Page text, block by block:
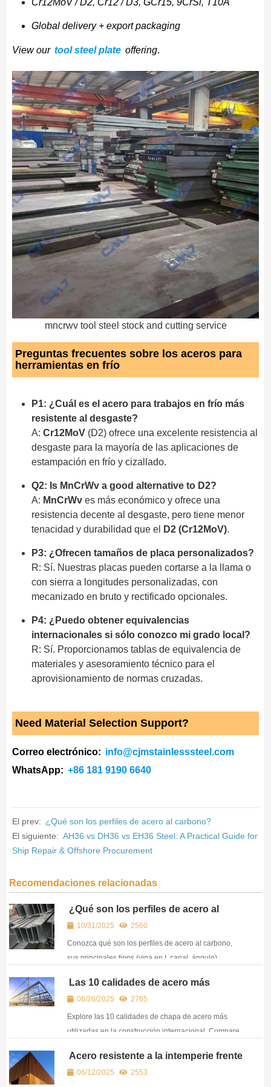
Cr12MoV / D2, Cr12 / D3, GCr15, 9CrSi, T10A
Global delivery + export packaging
View our tool steel plate offering.
mncrwv tool steel stock and cutting service
Preguntas frecuentes sobre los aceros para
herramientas en frío
P1: ¿Cuál es el acero para trabajos en frío más
resistente al desgaste?
A: Cr12MoV(D2) ofrece una excelente resistencia al
desgaste para la mayoría de las aplicaciones de
estampación en frío y cizallado.
Q2: Is MnCrWv a good alternative to D2?
A: MnCrWves más económico y ofrece una
resistencia decente al desgaste, pero tiene menor
tenacidad y durabilidad que el
D2 (Cr12MoV).
P3: ¿Ofrecen tamaños de placa personalizados?
R: Sí. Nuestras placas pueden cortarse a la llama o
con sierra a longitudes personalizadas, con
mecanizado en bruto y rectificado opcionales.
P4: ¿Puedo obtener equivalencias
internacionales si sólo conozco mi grado local?
R: Sí. Proporcionamos tablas de equivalencia de
materiales y asesoramiento técnico para el
aprovisionamiento de normas cruzadas.
Need Material Selection Support?
Correo electrónico: info@cjmstainlesssteel.com
WhatsApp: +86 181 9190 6640
El prev: ¿Qué son los perfiles de acero al carbono?
El siguiente: AH36 vs DH36 vs EH36 Steel: A Practical Guide for
Ship Repair & Offshore Procurement
Recomendaciones relacionadas
¿Qué son los perfiles de acero al
carbono?
10/31/2025 2560
Conozca qué son los perfiles de acero al carbono,
sus principales tipos (viga en I, canal, ángulo),
proveedores fiables de perfiles de acero al carbono.
Las 10 calidades de acero más
utilizadas en la construcción
internacional
06/26/2025 2765
Explore las 10 calidades de chapa de acero más
utilizadas en la construcción internacional. Compare
necesidades de su proyecto.
Acero resistente a la intemperie frente
a acero normal: ¿Cuál es mejor para
estructuras exteriores?
06/12/2025 2553